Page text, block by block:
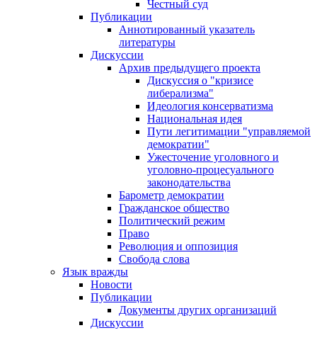
Честный суд
Публикации
Аннотированный указатель
литературы
Дискуссии
Архив предыдущего проекта
Дискуссия о "кризисе
либерализма"
Идеология консерватизма
Национальная идея
Пути легитимации "управляемой
демократии"
Ужесточение уголовного и
уголовно-процесуального
законодательства
Барометр демократии
Гражданское общество
Политический режим
Право
Революция и оппозиция
Свобода слова
Язык вражды
Новости
Публикации
Документы других организаций
Дискуссии